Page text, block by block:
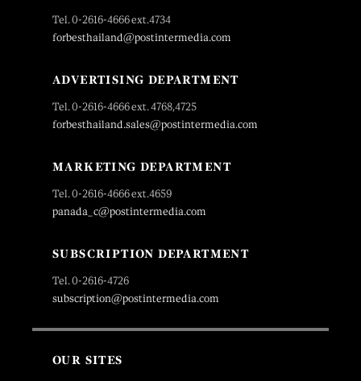
Tel. 0-2616-4666 ext.4734
forbesthailand@postintermedia.com
ADVERTISING DEPARTMENT
Tel. 0-2616-4666 ext. 4768,4725
forbesthailand.sales@postintermedia.com
MARKETING DEPARTMENT
Tel. 0-2616-4666 ext.4659
panada_c@postintermedia.com
SUBSCRIPTION DEPARTMENT
Tel. 0-2616-4726
subscription@postintermedia.com
OUR SITES